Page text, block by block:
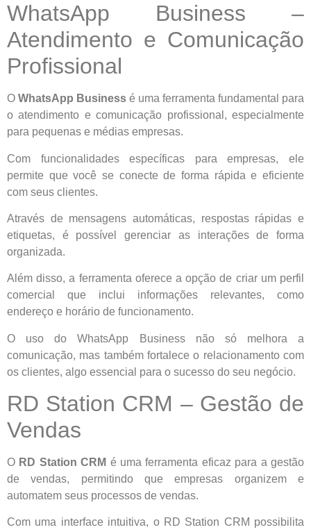
WhatsApp Business –
Atendimento e Comunicação
Profissional
O WhatsApp Business é uma ferramenta fundamental para
o atendimento e comunicação profissional, especialmente
para pequenas e médias empresas.
Com funcionalidades específicas para empresas, ele
permite que você se conecte de forma rápida e eficiente
com seus clientes.
Através de mensagens automáticas, respostas rápidas e
etiquetas, é possível gerenciar as interações de forma
organizada.
Além disso, a ferramenta oferece a opção de criar um perfil
comercial que inclui informações relevantes, como
endereço e horário de funcionamento.
O uso do WhatsApp Business não só melhora a
comunicação, mas também fortalece o relacionamento com
os clientes, algo essencial para o sucesso do seu negócio.
RD Station CRM – Gestão de
Vendas
O RD Station CRM é uma ferramenta eficaz para a gestão
de vendas, permitindo que empresas organizem e
automatem seus processos de vendas.
Com uma interface intuitiva, o RD Station CRM possibilita